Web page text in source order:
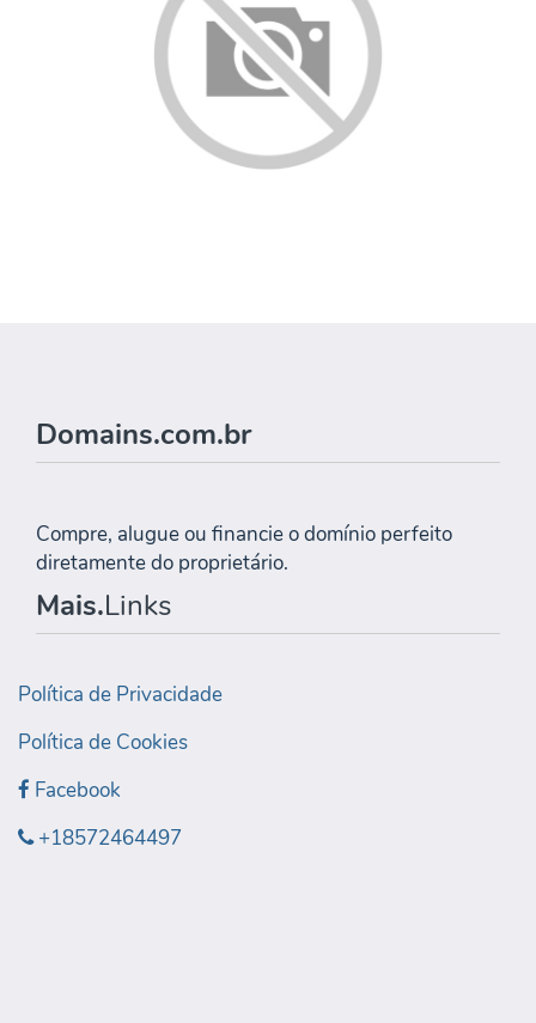
Domains.com.br
Compre, alugue ou financie o domínio perfeito
diretamente do proprietário.
Mais.Links
Política de Privacidade
Política de Cookies
Facebook
+18572464497